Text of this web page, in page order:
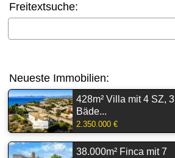
Freitextsuche:
Neueste Immobilien:
428m² Villa mit 4 SZ, 3
Bäde...
2.350.000 €
38.000m² Finca mit 7